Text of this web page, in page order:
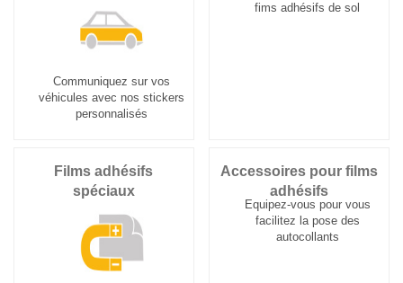
Communiquez sur vos
véhicules avec nos stickers
personnalisés
fims adhésifs de sol
Films adhésifs
spéciaux
Accessoires pour films
adhésifs
Equipez-vous pour vous
facilitez la pose des
autocollants